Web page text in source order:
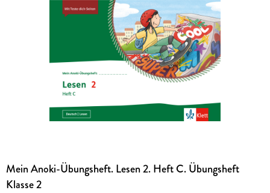
Mein Anoki-Übungsheft. Lesen 2. Heft C. Übungsheft
Klasse 2